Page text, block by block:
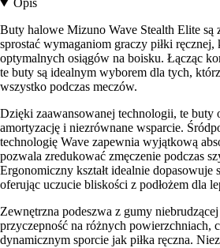
Opis
Buty halowe Mizuno Wave Stealth Elite są
sprostać wymaganiom graczy piłki ręcznej,
optymalnych osiągów na boisku. Łącząc
te buty są idealnym wyborem dla tych,
wszystko podczas meczów.
Dzięki zaawansowanej technologii, te buty
amortyzację i niezrównane wsparcie.
technologię Wave zapewnia wyjątkową
pozwala zredukować zmęczenie podczas
Ergonomiczny kształt idealnie dopasowuje
oferując uczucie bliskości z podłożem dla
Zewnętrzna podeszwa z gumy
przyczepność na różnych powierzchniach,
dynamicznym sporcie jak piłka ręczna.